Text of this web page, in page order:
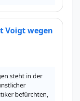
Voigt wegen
steht in der
befürchten,